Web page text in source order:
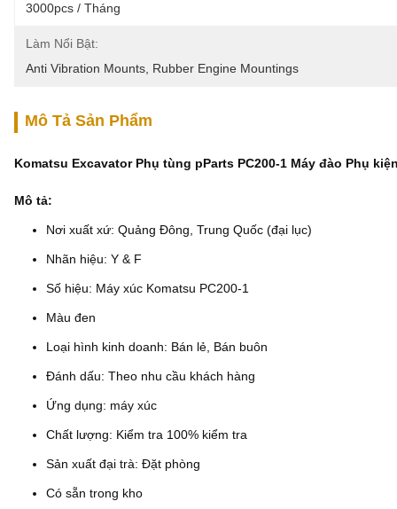
3000pcs / Tháng
Làm Nổi Bật:
Anti Vibration Mounts Rubber Engine Mountings
Mô Tả Sản Phẩm
Komatsu Excavator Phụ tùng pParts PC200-1 Máy đào Phụ
Mô tả:
Nơi xuất xứ: Quảng Đông, Trung Quốc (đại lục)
Nhãn hiệu: Y & F
Số hiệu: Máy xúc Komatsu PC200-1
Màu đen
Loại hình kinh doanh: Bán lẻ, Bán buôn
Đánh dấu: Theo nhu cầu khách hàng
Ứng dụng: máy xúc
Chất lượng: Kiểm tra 100% kiểm tra
Sản xuất đại trà: Đặt phòng
Có sẵn trong kho